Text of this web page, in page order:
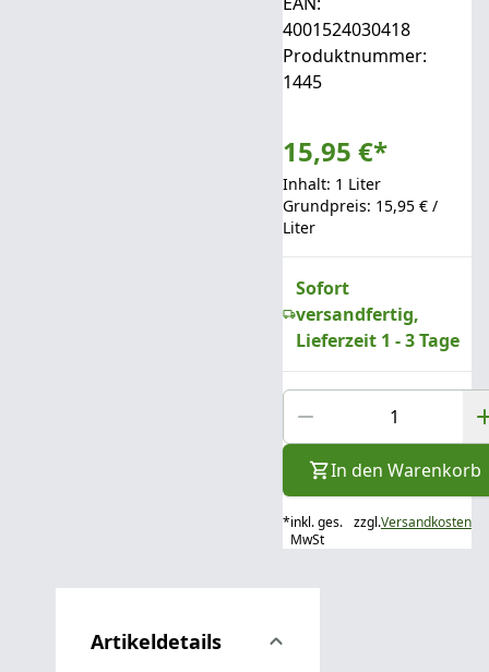
4001524030418
Produktnummer:
1445
15,95 €*
Inhalt: 1 Liter
Grundpreis: 15,95 € /
Liter
Sofort
versandfertig,
Lieferzeit 1 - 3 Tage
In den Warenkorb
*inkl. ges.
MwSt
zzgl.Versandkosten
Artikeldetails